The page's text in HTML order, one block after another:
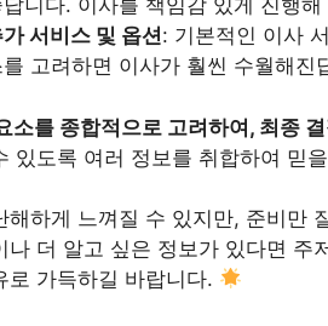
답니다. 이사를 책임감 있게 진행
가 서비스 및 옵션: 기본적인 이사
를 고려하면 이사가 훨씬 수월해진
소를 종합적으로 고려하여, 최종
있도록 여러 정보를 취합하여 믿
해하게 느껴질 수 있지만, 준비만
나 더 알고 싶은 정보가 있다면 주
로 가득하길 바랍니다.